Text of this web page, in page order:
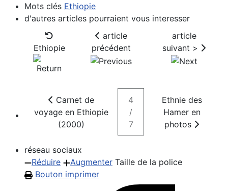
Mots clés Ethiopie
d'autres articles pourraient vous interesser
Ethiopie
article
précédent
article
suivant >
Carnet de
voyage en Ethiopie
(2000)
4
/
7
Ethnie des
Hamer en
photos
réseau sociaux
Réduire
Augmenter Taille de la police
Bouton imprimer